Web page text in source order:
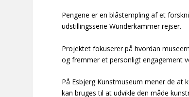
Pengene er en blåstempling af et
udstillingsserie Wunderkammer rejser.
Projektet fokuserer på hvordan
og fremmer et personligt engagement
På Esbjerg Kunstmuseum mener de at
kan bruges til at udvikle den måde